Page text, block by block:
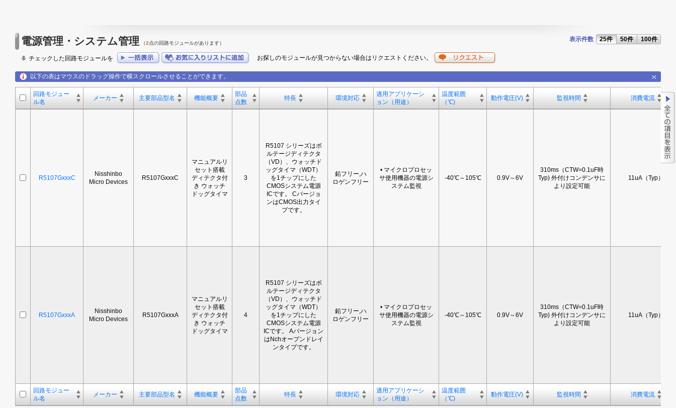
メモリ
モータードライバ
EMCアプリケーション
LED
電源管理・システム管理 （2点の回路モジュールがあります）
表示件数 25件 50件 100件
チェックした回路モジュールを お探しのモジュールが見つからない場合はリクエストください。
以下の表はマウスのドラッグ操作で横スクロールさせることができます。
回路モジュー
ル名
メーカー 主要部品型名 機能概要
部品
点数
特長 環境対応
適用アプリケーシ
ョン（用途）
温度範囲
（℃)
動作電圧(V) 監視時間 消費電流
R5107GxxxC
Nisshinbo
Micro Devices
R5107GxxxC
マニュアルリ
セット搭載
ディテクタ付
き ウォッチ
ドッグタイマ
3
R5107 シリーズはボ
ルテージディテクタ
（VD）、ウォッチド
ッグタイマ（WDT）
を1チップにした
CMOSシステム電源
ICです。 Cバージョ
ンはCMOS出力タイ
プです。
鉛フリー,ハ
ロゲンフリー
• マイクロプロセッ
サ使用機器の電源シ
ステム監視
-40℃～105℃ 0.9V～6V
310ms（CTW=0.1uF時
Typ) 外付けコンデンサに
より設定可能
11uA（Typ）
R5107GxxxA
Nisshinbo
Micro Devices
R5107GxxxA
マニュアルリ
セット搭載
ディテクタ付
き ウォッチ
ドッグタイマ
4
R5107 シリーズはボ
ルテージディテクタ
（VD）、ウォッチド
ッグタイマ（WDT）
を1チップにした
CMOSシステム電源
ICです。 Aバージョン
はNchオープンドレイ
ンタイプです。
鉛フリー,ハ
ロゲンフリー
• マイクロプロセッ
サ使用機器の電源シ
ステム監視
-40℃～105℃ 0.9V～6V
310ms（CTW=0.1uF時
Typ) 外付けコンデンサに
より設定可能
11uA（Typ）
回路モジュー
ル名
メーカー 主要部品型名 機能概要
部品
点数
特長 環境対応
適用アプリケーシ
ョン（用途）
温度範囲
（℃)
動作電圧(V) 監視時間 消費電流